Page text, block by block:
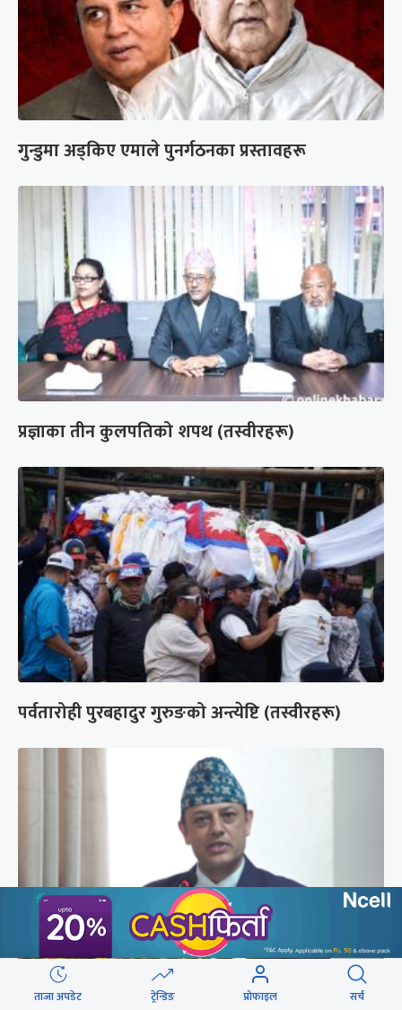
गुन्डुमा अड्किए एमाले पुनर्गठनका प्रस्तावहरू
प्रज्ञाका तीन कुलपतिको शपथ (तस्वीरहरू)
पर्वतारोही पुरबहादुर गुरुङको अन्त्येष्टि (तस्वीरहरू)
‘संसद्‍मा कालो चस्मा खोल्नू, बैठक चल्दा सेयर कारोबार
ताजा अपडेट ट्रेन्डिङ प्रोफाइल सर्च